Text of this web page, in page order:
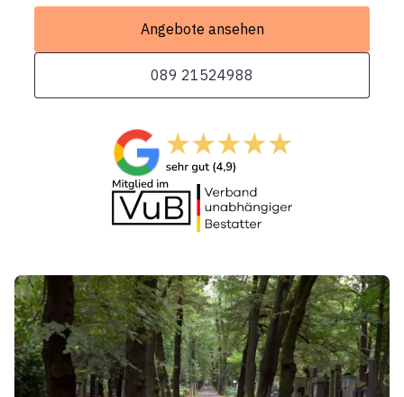
Angebote ansehen
089 21524988